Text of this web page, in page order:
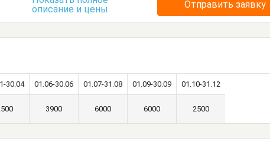
Кухонный стол
Обеденный стол
описание и цены
Отправить заявку
30.04 01.06-30.06 01.07-31.08 01.09-30.09 01.10-31.12
3900 6000 6000 2500